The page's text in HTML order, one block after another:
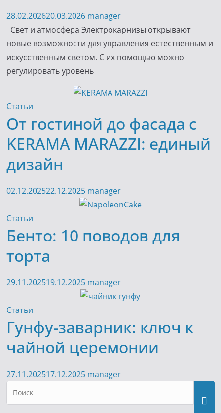
28.02.202620.03.2026 manager
Свет и атмосфера Электрокарнизы открывают
новые возможности для управления естественным и
искусственным светом. С их помощью можно
регулировать уровень
Статьи
От гостиной до фасада с
KERAMA MARAZZI: единый
дизайн
02.12.202522.12.2025 manager
Статьи
Бенто: 10 поводов для
торта
29.11.202519.12.2025 manager
Статьи
Гунфу-заварник: ключ к
чайной церемонии
27.11.202517.12.2025 manager